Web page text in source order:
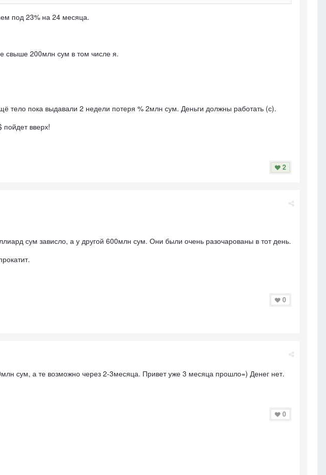
под 23% на 24 месяца.
свыше 200млн сум в том числе я.
тело пока выдавали 2 недели потеря % 2млн сум. Деньги должны работать (с).
пойдет вверх!
2
сум зависло, а у другой 600млн сум. Они были очень разочарованы в тот день.
0
сум, а те возможно через 2-3месяца. Привет уже 3 месяца прошло=) Денег нет.
0